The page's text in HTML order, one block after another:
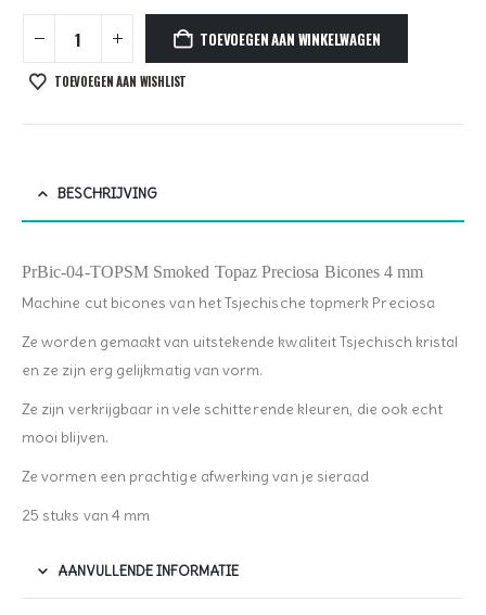
TOEVOEGEN AAN WINKELWAGEN
TOEVOEGEN AAN WISHLIST
BESCHRIJVING
PrBic-04-TOPSM Smoked Topaz Preciosa Bicones 4 mm
Machine cut bicones van het Tsjechische topmerk Preciosa
Ze worden gemaakt van uitstekende kwaliteit Tsjechisch kristal
en ze zijn erg gelijkmatig van vorm.
Ze zijn verkrijgbaar in vele schitterende kleuren, die ook echt
mooi blijven.
Ze vormen een prachtige afwerking van je sieraad
25 stuks van 4 mm
AANVULLENDE INFORMATIE